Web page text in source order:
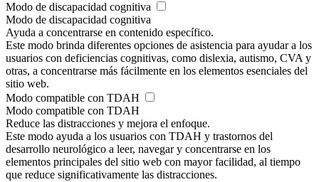
Modo de discapacidad cognitiva
Modo de discapacidad cognitiva
Ayuda a concentrarse en contenido específico.
Este modo brinda diferentes opciones de asistencia para ayudar a los
usuarios con deficiencias cognitivas, como dislexia, autismo, CVA y
otras, a concentrarse más fácilmente en los elementos esenciales del
sitio web.
Modo compatible con TDAH
Modo compatible con TDAH
Reduce las distracciones y mejora el enfoque.
Este modo ayuda a los usuarios con TDAH y trastornos del
desarrollo neurológico a leer, navegar y concentrarse en los
elementos principales del sitio web con mayor facilidad, al tiempo
que reduce significativamente las distracciones.